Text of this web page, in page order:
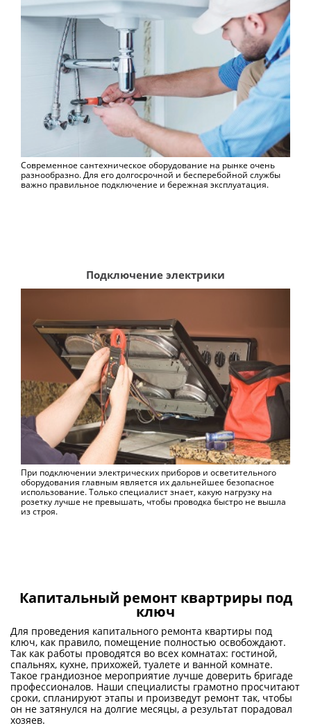
Современное сантехническое оборудование на рынке очень
разнообразно. Для его долгосрочной и бесперебойной службы
важно правильное подключение и бережная эксплуатация.
Подключение электрики
При подключении электрических приборов и осветительного
оборудования главным является их дальнейшее безопасное
использование. Только специалист знает, какую нагрузку на
розетку лучше не превышать, чтобы проводка быстро не вышла
из строя.
Капитальный ремонт квартриры под
ключ
Для проведения капитального ремонта квартиры под
ключ, как правило, помещение полностью освобождают.
Так как работы проводятся во всех комнатах: гостиной,
спальнях, кухне, прихожей, туалете и ванной комнате.
Такое грандиозное мероприятие лучше доверить бригаде
профессионалов. Наши специалисты грамотно просчитают
сроки, спланируют этапы и произведут ремонт так, чтобы
он не затянулся на долгие месяцы, а результат порадовал
хозяев.